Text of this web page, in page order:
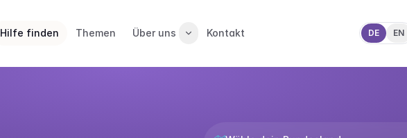
Hilfe finden Themen Über uns Kontakt DE EN